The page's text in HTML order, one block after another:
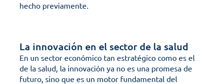
hecho previamente.
La innovación en el sector de la salud
En un sector económico tan estratégico como es el
de la salud, la innovación ya no es una promesa de
futuro, sino que es un motor fundamental del